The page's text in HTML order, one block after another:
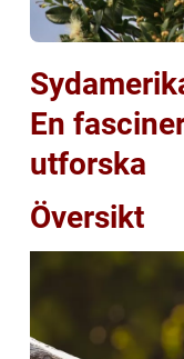
En
utforska
Översikt